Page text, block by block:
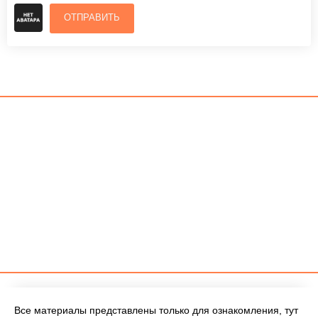
ОТПРАВИТЬ
Все материалы представлены только для ознакомления, тут